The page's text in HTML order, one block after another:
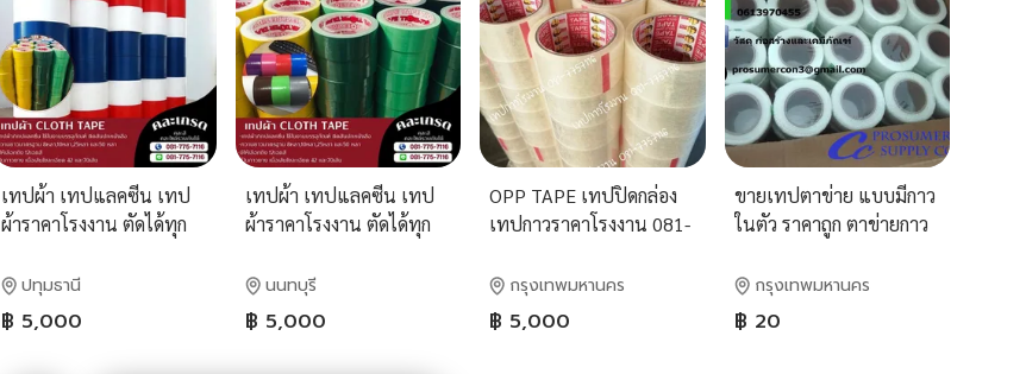
เทปผ้า เทปแลคซีน เทป
ผ้าราคาโรงงาน ตัดได้ทุก
ปทุมธานี
฿ 5,000
เทปผ้า เทปแลคซีน เทป
ผ้าราคาโรงงาน ตัดได้ทุก
นนทบุรี
฿ 5,000
OPP TAPE เทปปิดกล่อง
เทปกาวราคาโรงงาน 081-
กรุงเทพมหานคร
฿ 5,000
ขายเทปตาข่าย แบบมีกาว
ในตัว ราคาถูก ตาข่ายกาว
กรุงเทพมหานคร
฿ 20